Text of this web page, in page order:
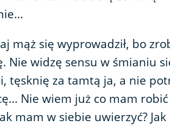
mąż się wyprowadził, bo
Nie widzę sensu w śmianiu
tęsknię za tamtą ja, a nie
Nie wiem już co mam robić
mam w siebie uwierzyć?